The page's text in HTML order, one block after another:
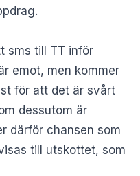
sms till TT inför
emot, men kommer
för att det är svårt
dessutom är
därför chansen som
till utskottet, som